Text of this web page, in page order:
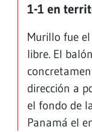
1-1 en
Murillo fue
libre. El
dirección a
el fondo de
Panamá el